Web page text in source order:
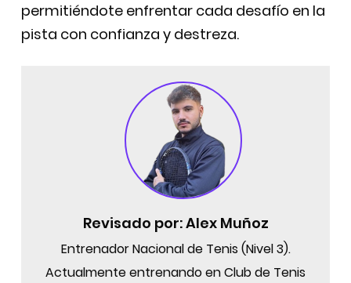
permitiéndote enfrentar cada desafío en la
pista con confianza y destreza.
Revisado por:Alex Muñoz
Entrenador Nacional de Tenis (Nivel 3).
Actualmente entrenando en Club de Tenis